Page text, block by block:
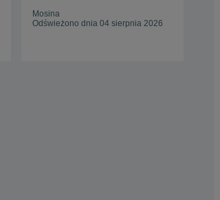
Mosina
Odświeżono dnia 04 sierpnia 2026